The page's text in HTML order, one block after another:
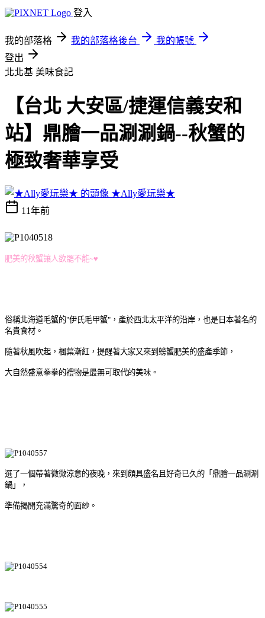
登入
我的部落格 我的部落格後台
我的帳號
登出
北北基 美味食記
【台北 大安區/捷運信義安和
站】鼎膾一品涮涮鍋--秋蟹的
極致奢華享受
★Ally愛玩樂★
11年前
肥美的秋蟹讓人欲罷不能~♥
俗稱北海道毛蟹的"伊氏毛甲蟹"，產於西北太平洋的沿岸，也是日本著名的
名貴食材。
隨著秋風吹起，楓葉漸紅，提醒著大家又來到螃蟹肥美的盛產季節，
大自然盛意拳拳的禮物是最無可取代的美味。
選了一個帶著微微涼意的夜晚，來到頗具盛名且好奇已久的「鼎膾一品涮涮
鍋」，
準備揭開充滿驚奇的面紗。